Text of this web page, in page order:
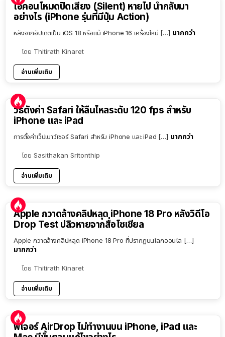
ไอคอนโหมดปิดเสียง (Silent) หายไป นำกลับมา
อย่างไร (iPhone รุ่นที่มีปุ่ม Action)
หลังจากอัปเดตเป็น iOS 18 หรือแม้ iPhone 16 เครื่องใหม่ […] มากกว่า
โดย Thitirath Kinaret
อ่านเพิ่มเติม
วิธีตั้งค่า Safari ให้ลื่นไหลระดับ 120 fps สำหรับ
iPhone และ iPad
การตั้งค่าเว็ปเบาว์เซอร์ Safari สำหรับ iPhone และ iPad […] มากกว่า
โดย Sasithakan Sritonthip
อ่านเพิ่มเติม
Apple กวาดล้างคลิปหลุด iPhone 18 Pro หลังวิดีโอ
Drop Test ปลิวหายจากสื่อโซเชียล
Apple กวาดล้างคลิปหลุด iPhone 18 Pro ที่ปรากฏบนโลกออนไล […]
มากกว่า
โดย Thitirath Kinaret
อ่านเพิ่มเติม
ฟีเจอร์ AirDrop ไม่ทำงานบน iPhone, iPad และ